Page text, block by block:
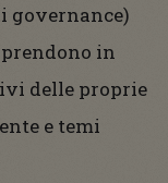
governance)
in
delle proprie
e temi